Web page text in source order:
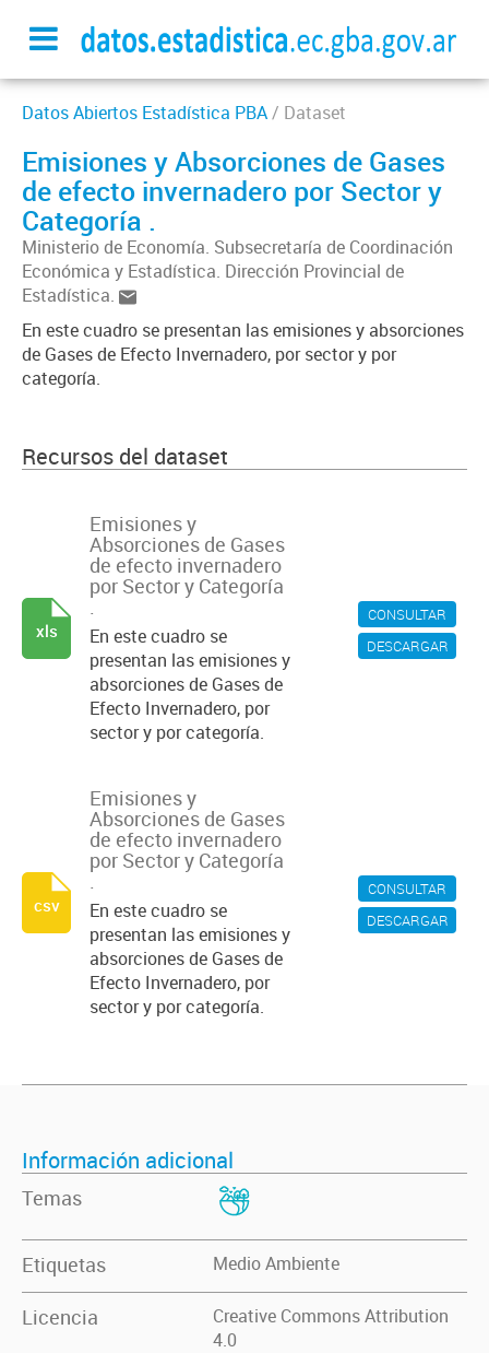
Datos Abiertos Estadística PBA/ Dataset
Emisiones y Absorciones de Gases
de efecto invernadero por Sector y
Categoría .
Ministerio de Economía. Subsecretaría de Coordinación
Económica y Estadística. Dirección Provincial de
Estadística.
En este cuadro se presentan las emisiones y absorciones
de Gases de Efecto Invernadero, por sector y por
categoría.
Recursos del dataset
CONSULTAR
DESCARGAR
Emisiones y
Absorciones de Gases
de efecto invernadero
por Sector y Categoría
.
En este cuadro se
presentan las emisiones y
absorciones de Gases de
Efecto Invernadero, por
sector y por categoría.
xls
CONSULTAR
DESCARGAR
Emisiones y
Absorciones de Gases
de efecto invernadero
por Sector y Categoría
.
En este cuadro se
presentan las emisiones y
absorciones de Gases de
Efecto Invernadero, por
sector y por categoría.
csv
Información adicional
Temas
Etiquetas Medio Ambiente
Licencia
Creative Commons Attribution
4.0